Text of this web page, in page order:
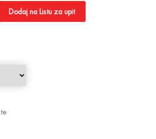
Dodaj na Listu za upit